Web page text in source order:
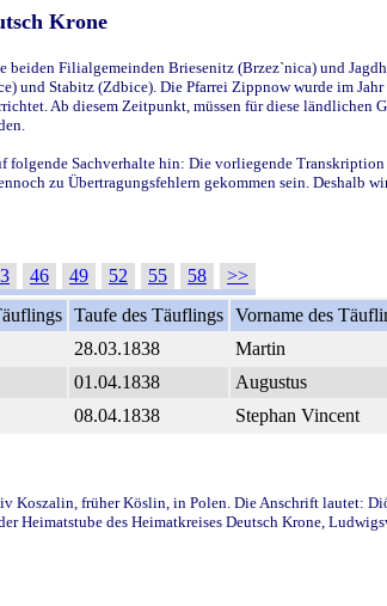
Krone
Filialgemeinden Briesenitz (Brzez`nica) und
und Stabitz (Zdbice). Die Pfarrei Zippnow wurde im
Ab diesem Zeitpunkt, müssen für diese ländlichen
folgende Sachverhalte hin: Die vorliegende
zu Übertragungsfehlern gekommen sein. Deshalb
46 49 52 55 58
>>
Taufe des Täuflings Vorname des
28.03.1838 Martin
01.04.1838 Augustus
08.04.1838 Stephan Vincent
Koszalin, früher Köslin, in Polen. Die Anschrift lautet:
Heimatstube des Heimatkreises Deutsch Krone,